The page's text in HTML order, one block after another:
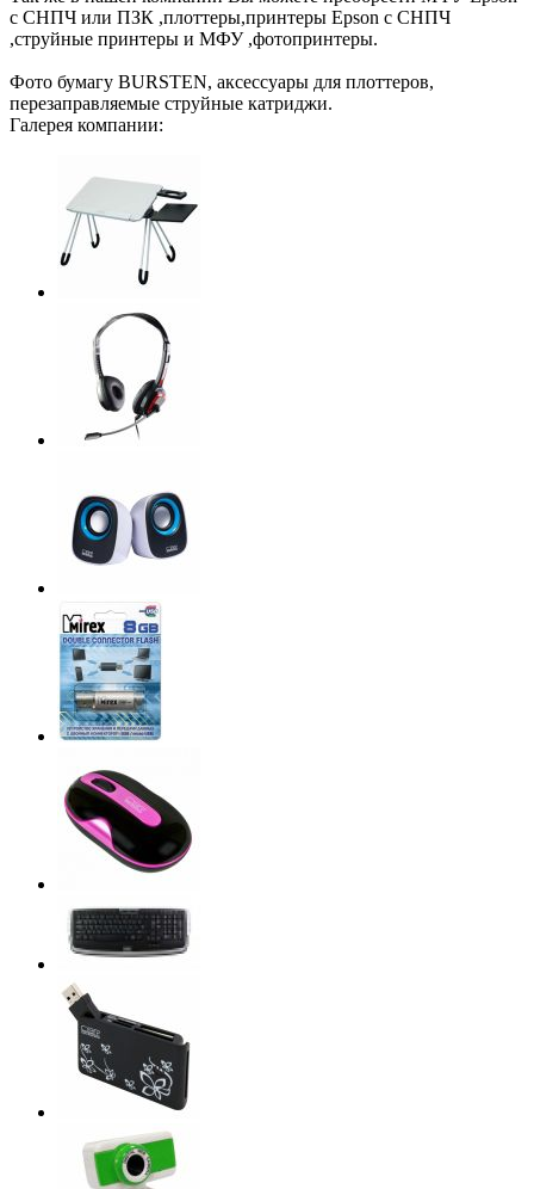
с СНПЧ или ПЗК ,плоттеры,принтеры Epson с СНПЧ
,струйные принтеры и МФУ ,фотопринтеры.
Фото бумагу BURSTEN, аксессуары для плоттеров,
перезаправляемые струйные катриджи.
Галерея компании: